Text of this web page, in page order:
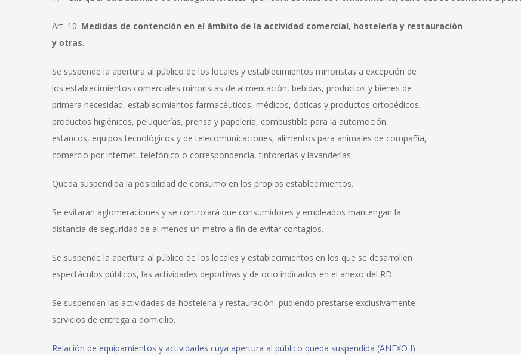
Art. 10. Medidas de contención en el ámbito de la actividad comercial, hostelería y restauración
y otras.
Se suspende la apertura al público de los locales y establecimientos minoristas a excepción de
los establecimientos comerciales minoristas de alimentación, bebidas, productos y bienes de
primera necesidad, establecimientos farmacéuticos, médicos, ópticas y productos ortopédicos,
productos higiénicos, peluquerías, prensa y papelería, combustible para la automoción,
estancos, equipos tecnológicos y de telecomunicaciones, alimentos para animales de compañía,
comercio por internet, telefónico o correspondencia, tintorerías y lavanderías.
Queda suspendida la posibilidad de consumo en los propios establecimientos.
Se evitarán aglomeraciones y se controlará que consumidores y empleados mantengan la
distancia de seguridad de al menos un metro a fin de evitar contagios.
Se suspende la apertura al público de los locales y establecimientos en los que se desarrollen
espectáculos públicos, las actividades deportivas y de ocio indicados en el anexo del RD.
Se suspenden las actividades de hostelería y restauración, pudiendo prestarse exclusivamente
servicios de entrega a domicilio.
Relación de equipamientos y actividades cuya apertura al público queda suspendida (ANEXO I)